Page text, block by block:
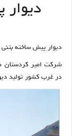
دیوار پیش ساخته بتنی
در غرب کشور تولید